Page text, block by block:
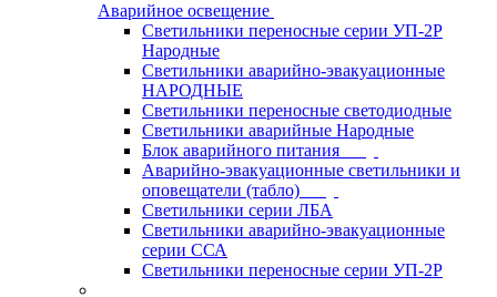
Аварийное освещение
Светильники переносные серии УП-2Р
Народные
Светильники аварийно-эвакуационные
НАРОДНЫЕ
Светильники переносные светодиодные
Светильники аварийные Народные
Блок аварийного питания
Аварийно-эвакуационные светильники и
оповещатели (табло)
Светильники серии ЛБА
Светильники аварийно-эвакуационные
серии ССА
Светильники переносные серии УП-2Р